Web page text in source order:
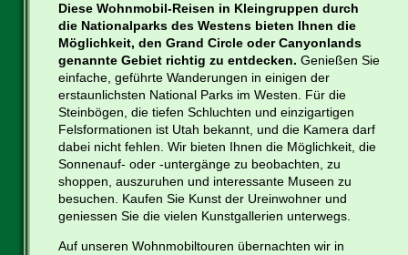
Diese Wohnmobil-Reisen in Kleingruppen durch
die Nationalparks des Westens bieten Ihnen die
Möglichkeit, den Grand Circle oder Canyonlands
genannte Gebiet richtig zu entdecken. Genießen Sie
einfache, geführte Wanderungen in einigen der
erstaunlichsten National Parks im Westen. Für die
Steinbögen, die tiefen Schluchten und einzigartigen
Felsformationen ist Utah bekannt, und die Kamera darf
dabei nicht fehlen. Wir bieten Ihnen die Möglichkeit, die
Sonnenauf- oder -untergänge zu beobachten, zu
shoppen, auszuruhen und interessante Museen zu
besuchen. Kaufen Sie Kunst der Ureinwohner und
geniessen Sie die vielen Kunstgallerien unterwegs.
Auf unseren Wohnmobiltouren übernachten wir in